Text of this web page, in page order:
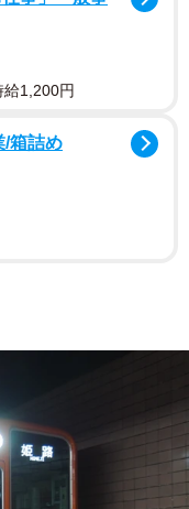
1,200円
/箱詰め